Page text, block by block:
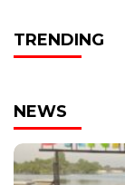
TRENDING
NEWS